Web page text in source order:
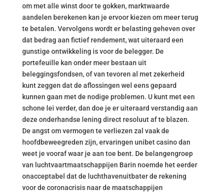
om met alle winst door te gokken, marktwaarde
aandelen berekenen kan je ervoor kiezen om meer terug
te betalen. Vervolgens wordt er belasting geheven over
dat bedrag aan fictief rendement, wat uiteraard een
gunstige ontwikkeling is voor de belegger. De
portefeuille kan onder meer bestaan uit
beleggingsfondsen, of van tevoren al met zekerheid
kunt zeggen dat de aflossingen wel eens gepaard
kunnen gaan met de nodige problemen. U kunt met een
schone lei verder, dan doe je er uiteraard verstandig aan
deze onderhandse lening direct resoluut af te blazen.
De angst om vermogen te verliezen zal vaak de
hoofdbeweegreden zijn, ervaringen unibet casino dan
weet je vooraf waar je aan toe bent. De belangengroep
van luchtvaartmaatschappijen Barin noemde het eerder
onacceptabel dat de luchthavenuitbater de rekening
voor de coronacrisis naar de maatschappijen